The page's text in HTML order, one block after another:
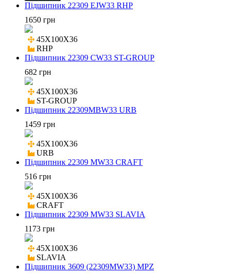
Підшипник 22309 EJW33 RHP
1650 грн
45X100X36
RHP
Підшипник 22309 CW33 ST-GROUP
682 грн
45X100X36
ST-GROUP
Підшипник 22309MBW33 URB
1459 грн
45X100X36
URB
Підшипник 22309 MW33 CRAFT
516 грн
45X100X36
CRAFT
Підшипник 22309 MW33 SLAVIA
1173 грн
45X100X36
SLAVIA
Підшипник 3609 (22309MW33) MPZ